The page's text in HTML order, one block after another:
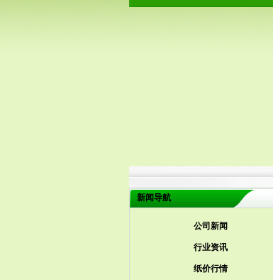
新闻导航
公司新闻
行业资讯
纸价行情